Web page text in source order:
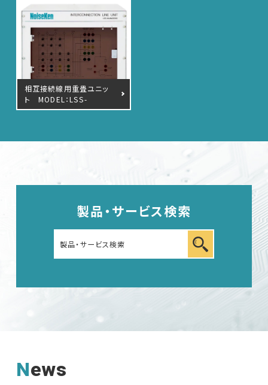
相互接続線用重畳ユニッ
ト MODEL：LSS-
INJ6401SIG
製品・サービス検索
News